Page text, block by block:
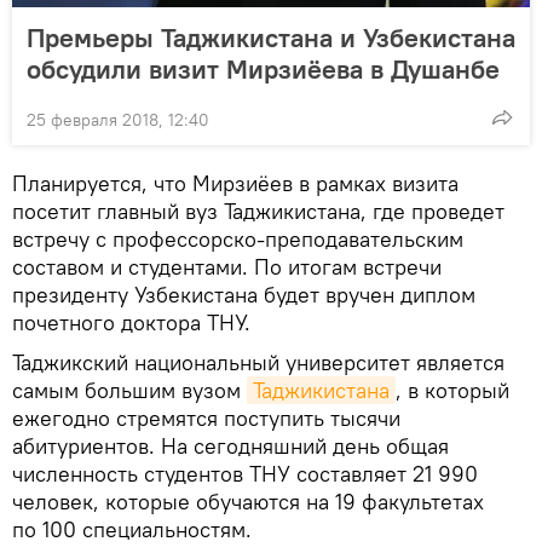
Премьеры Таджикистана и Узбекистана
обсудили визит Мирзиёева в Душанбе
25 февраля 2018, 12:40
Планируется, что Мирзиёев в рамках визита
посетит главный вуз Таджикистана, где проведет
встречу с профессорско-преподавательским
составом и студентами. По итогам встречи
президенту Узбекистана будет вручен диплом
почетного доктора ТНУ.
Таджикский национальный университет является
самым большим вузом Таджикистана , в который
ежегодно стремятся поступить тысячи
абитуриентов. На сегодняшний день общая
численность студентов ТНУ составляет 21 990
человек, которые обучаются на 19 факультетах
по 100 специальностям.